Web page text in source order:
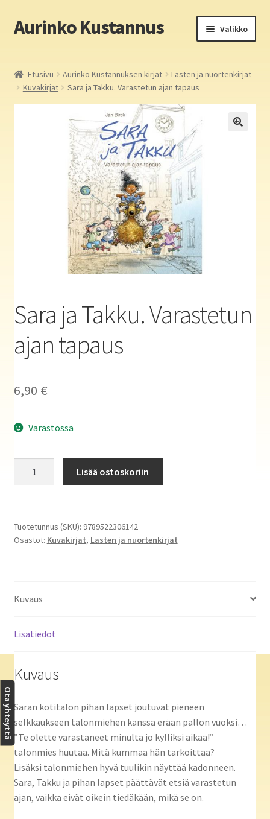
Siirry
navigointiin
Siirry
sisältöön
Aurinko Kustannus Valikko
Yritys
Aurinko Kustannus: kirjat
Auringon kirja- ja paperipuodit verkossa
Etusivu Aurinko Kustannuksen kirjat
Lasten ja nuortenkirjat
Kuvakirjat
Sara ja Takku. Varastetun ajan tapaus
Sara ja Takku. Varastetun
ajan tapaus
6,90 €
Varastossa
ajan
tapaus
Lisää ostoskoriin
Tuotetunnus (SKU): 9789522306142
Osastot: Kuvakirjat, Lasten ja nuortenkirjat
Kuvaus
Lisätiedot
Kuvaus
Saran kotitalon pihan lapset joutuvat pieneen
selkkaukseen talonmiehen kanssa erään pallon vuoksi…
”Te olette varastaneet minulta jo kylliksi aikaa!”
talonmies huutaa. Mitä kummaa hän tarkoittaa?
Lisäksi talonmiehen hyvä tuulikin näyttää kadonneen.
Sara, Takku ja pihan lapset päättävät etsiä varastetun
ajan, vaikka eivät oikein tiedäkään, mikä se on.
Ota yhteyttä